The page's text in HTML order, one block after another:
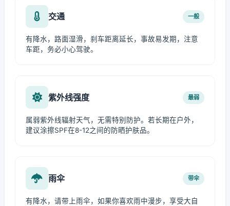
交通 一般
有降水，路面湿滑，刹车距离延长，事故易发期，注意
车距，务必小心驾驶。
紫外线强度 最弱
属弱紫外线辐射天气，无需特别防护。若长期在户外，
建议涂擦SPF在8-12之间的防晒护肤品。
雨伞 带伞
有降水，请带上雨伞，如果你喜欢雨中漫步，享受大自